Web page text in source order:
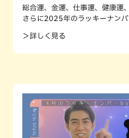
総合運、金運、仕事運、健康運
さらに2025年のラッキーナンバ
＞詳しく見る